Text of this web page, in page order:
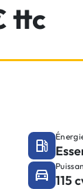
ttc
115